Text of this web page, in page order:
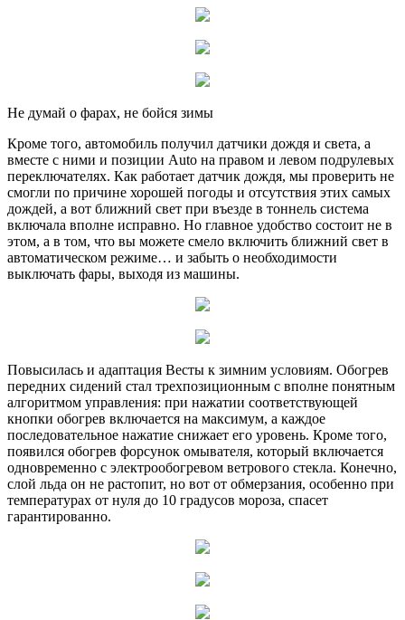
Не думай о фарах, не бойся зимы
Кроме того, автомобиль получил датчики дождя и света, а
вместе с ними и позиции Auto на правом и левом подрулевых
переключателях. Как работает датчик дождя, мы проверить не
смогли по причине хорошей погоды и отсутствия этих самых
дождей, а вот ближний свет при въезде в тоннель система
включала вполне исправно. Но главное удобство состоит не в
этом, а в том, что вы можете смело включить ближний свет в
автоматическом режиме… и забыть о необходимости
выключать фары, выходя из машины.
Повысилась и адаптация Весты к зимним условиям. Обогрев
передних сидений стал трехпозиционным с вполне понятным
алгоритмом управления: при нажатии соответствующей
кнопки обогрев включается на максимум, а каждое
последовательное нажатие снижает его уровень. Кроме того,
появился обогрев форсунок омывателя, который включается
одновременно с электрообогревом ветрового стекла. Конечно,
слой льда он не растопит, но вот от обмерзания, особенно при
температурах от нуля до 10 градусов мороза, спасет
гарантированно.